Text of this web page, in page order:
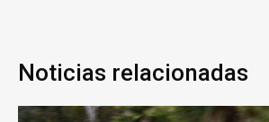
Noticias relacionadas